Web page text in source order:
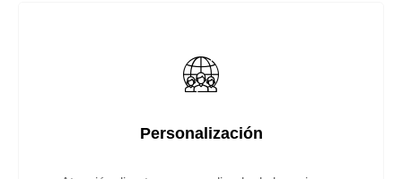
Personalización